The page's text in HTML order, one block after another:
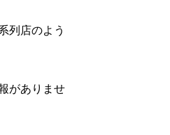
列店のよう
がありませ